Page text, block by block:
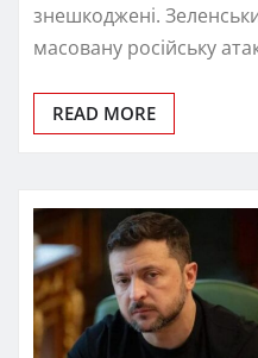
знешкоджені.
масовану російську
READ MORE